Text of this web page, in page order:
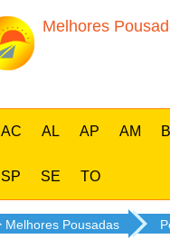
Melhores
AC AL AP AM
SP SE TO
Melhores Pousadas